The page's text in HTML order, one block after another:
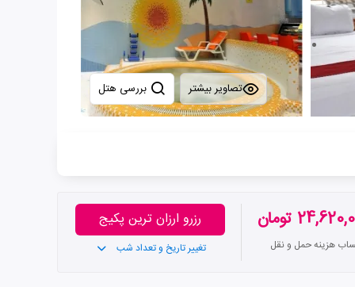
تصاویر بیشتر
تومان
هزینه حمل و نقل
رزرو ارزان ترین پکیج
تغییر تاریخ و تعداد شب